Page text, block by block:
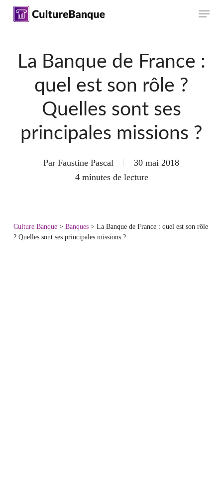
Skip
Menu
La Banque de France :
quel est son rôle ?
Quelles sont ses
principales missions ?
Par Faustine Pascal
30 mai 2018
4 minutes de lecture
Culture Banque> Banques> La Banque de France : quel est son rôle
? Quelles sont ses principales missions ?